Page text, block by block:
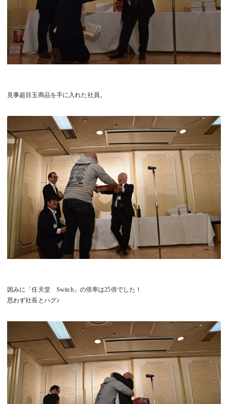
見事超目玉商品を手に入れた社員。
因みに「任天堂 Switch」の倍率は25倍でした！
思わず社長とハグ♪